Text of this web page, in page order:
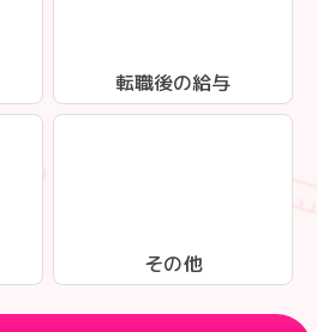
転職後の給与
その他